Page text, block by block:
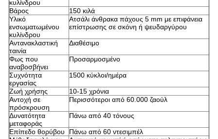
κυλίνδρου
Βάρος
150 κιλά
Υλικό
ενσωματωμένου
κυλίνδρου
Ατσάλι άνθρακα πάχους 5 mm με επιφάνεια
επίστρωσης σε σκόνη ή ψευδαργύρου
Αντανακλαστική
ταινία
Διαθέσιμο
Φως που
αναβοσβήνει
Προσαρμοσμένο
Συχνότητα
εργασίας
1500 κύκλοι/ημέρα
Ζωή χρήσης
10-15 χρόνια
Αντοχή σε
πρόσκρουση
Περισσότεροι από 60.000 ζαούλ
Δυνατότητα
μεταφοράς
Πάνω από 40 τόνους
Επίπεδο θορύβου
Πάνω από 60 ντεσιμπέλ